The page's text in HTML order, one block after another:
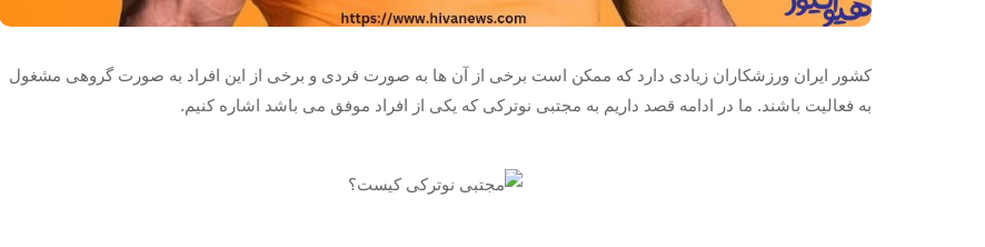
کشور ایران ورزشکاران زیادی دارد که ممکن است برخی از آن ها به صورت فردی و برخی از این افراد به صورت گروهی مشغول
به فعالیت باشند. ما در ادامه قصد داریم به مجتبی نوترکی که یکی از افراد موفق می باشد اشاره کنیم.